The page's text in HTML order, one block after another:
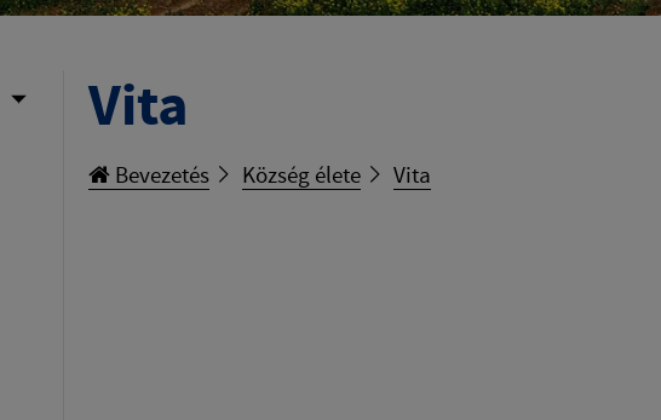
Vita
Bevezetés Község élete Vita